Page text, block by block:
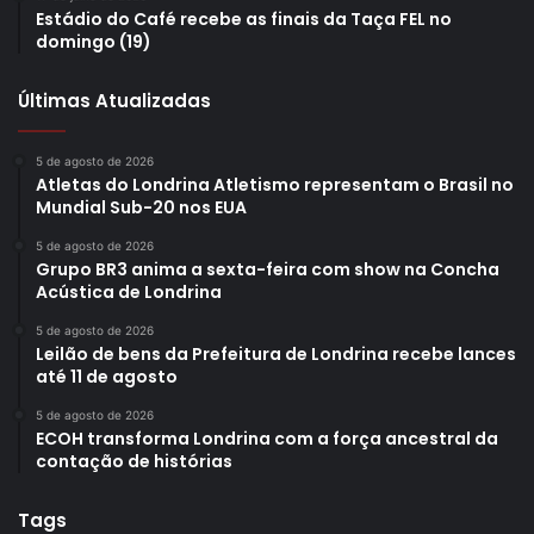
definiu que o workshop que marcou o início dos estudos
promover o desenvolvimento econômico da cidade.
“Esse momento é um divisor de águas na história da
cidade porque temos aqui industriais, representantes dos
poderes Executivo e Legislativo, iniciativa privada,
promotoria pública e sindicatos dos segmentos mais
representativos da indústria, como químico,
comunicação, entre outros, todos trabalhando pelo
desenvolvimento de Londrina”, disse.
Estádio do Café recebe as finais da Taça FEL no
domingo (19)
Últimas Atualizadas
5 de agosto de 2026
Atletas do Londrina Atletismo representam o Brasil no
Mundial Sub-20 nos EUA
5 de agosto de 2026
Grupo BR3 anima a sexta-feira com show na Concha
Acústica de Londrina
5 de agosto de 2026
Leilão de bens da Prefeitura de Londrina recebe lances
até 11 de agosto
5 de agosto de 2026
ECOH transforma Londrina com a força ancestral da
contação de histórias
Tags